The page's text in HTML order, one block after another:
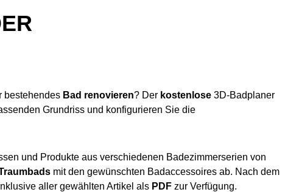
bestehendes Bad renovieren? Der kostenlose 3D-Badplaner
Grundriss und konfigurieren Sie die
und Produkte aus verschiedenen Badezimmerserien von
mit den gewünschten Badaccessoires ab. Nach dem
aller gewählten Artikel als PDF zur Verfügung.